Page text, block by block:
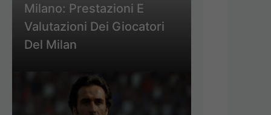
Milano: Prestazioni E
Valutazioni Dei Giocatori
Del Milan